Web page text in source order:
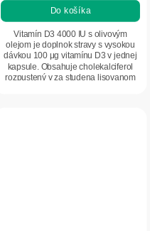
Do košíka
Vitamín D3 4000 IU s olivovým
olejom je doplnok stravy s vysokou
dávkou 100 μg vitamínu D3 v jednej
kapsule. Obsahuje cholekalciferol
rozpustený v za studena lisovanom